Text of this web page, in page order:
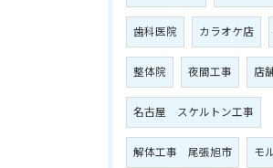
歯科医院 カラオケ店
整体院 夜間工事 店
名古屋 スケルトン工事
解体工事 尾張旭市 モ